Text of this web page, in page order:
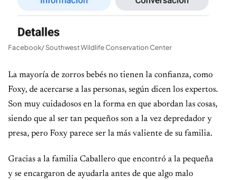
Facebook/ Southwest Wildlife Conservation Center
La mayoría de zorros bebés no tienen la confianza, como
Foxy, de acercarse a las personas, según dicen los expertos.
Son muy cuidadosos en la forma en que abordan las cosas,
siendo que al ser tan pequeños son a la vez depredador y
presa, pero Foxy parece ser la más valiente de su familia.
Gracias a la familia Caballero que encontró a la pequeña
y se encargaron de ayudarla antes de que algo malo